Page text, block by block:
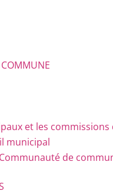
et les
municipal
Communauté de